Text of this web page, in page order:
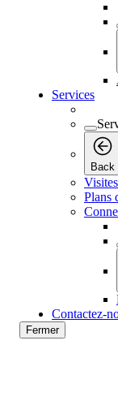
Services
Back
Plans
Contactez-
Fermer